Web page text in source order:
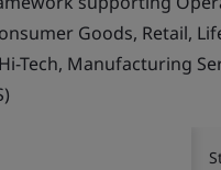
Goods, Retail,
Tech, Manufacturing